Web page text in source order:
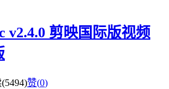
v2.4.0 剪映国际版视频
赞(0)